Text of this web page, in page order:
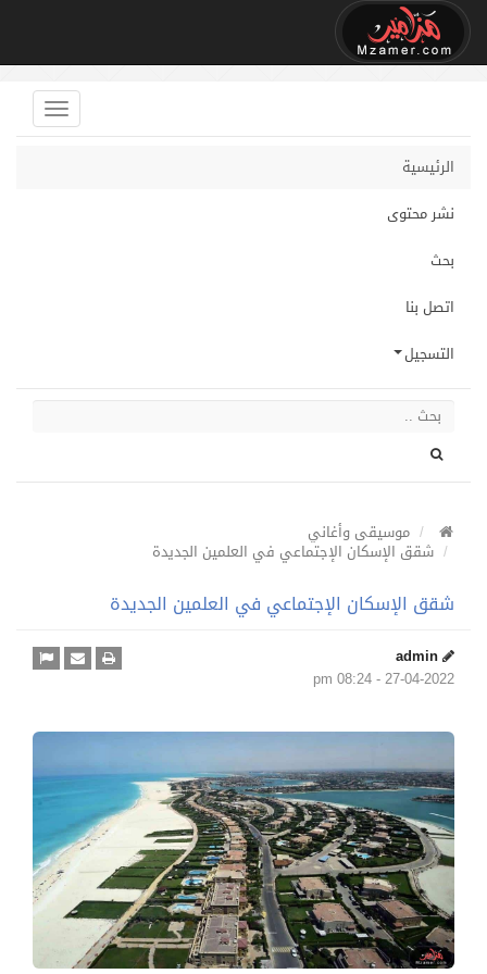
الرئيسية
نشر محتوى
بحث
اتصل بنا
التسجيل
موسيقى وأغاني
شقق الإسكان الإجتماعي في العلمين الجديدة
شقق الإسكان الإجتماعي في العلمين الجديدة
admin
27-04-2022 - 08:24 pm